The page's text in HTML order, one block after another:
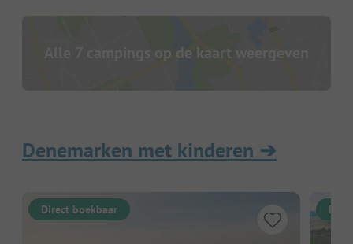
Alle 7 campings op de kaart weergeven
Denemarken met kinderen ➔
Direct boekbaar